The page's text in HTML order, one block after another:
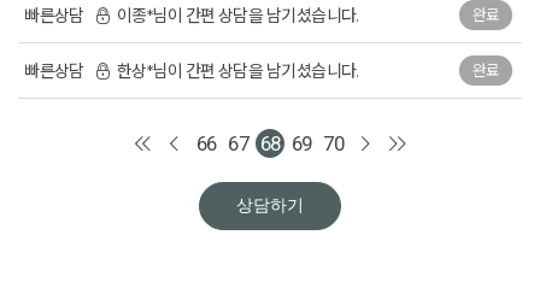
빠른상담 이종*님이 간편 상담을 남기셨습니다. 완료
빠른상담 한상*님이 간편 상담을 남기셨습니다. 완료
66 67 68 69 70
상담하기